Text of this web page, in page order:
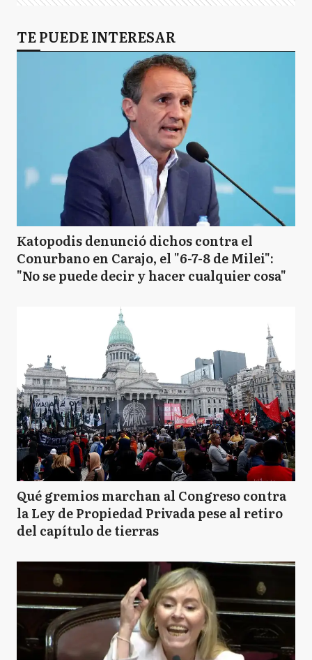
TE PUEDE INTERESAR
Katopodis denunció dichos contra el
Conurbano en Carajo, el "6-7-8 de Milei":
"No se puede decir y hacer cualquier cosa"
Qué gremios marchan al Congreso contra
la Ley de Propiedad Privada pese al retiro
del capítulo de tierras